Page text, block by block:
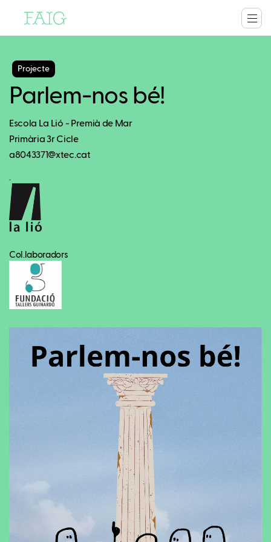
Projecte
Parlem-nos bé!
Escola La Lió - Premià de Mar
Primària 3r Cicle
a8043371@xtec.cat
.
Col.laboradors